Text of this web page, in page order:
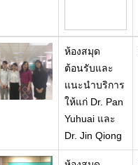
ห้องสมุด
ต้อนรับและ
แนะนำบริการ
ให้แก่ Dr. Pan
Yuhuai และ
Dr. Jin Qiong